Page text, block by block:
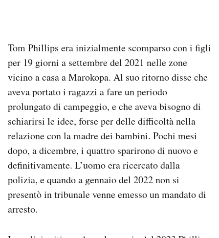
Tom Phillips era inizialmente scomparso con i figli
per 19 giorni a settembre del 2021 nelle zone
vicino a casa a Marokopa. Al suo ritorno disse che
aveva portato i ragazzi a fare un periodo
prolungato di campeggio, e che aveva bisogno di
schiarirsi le idee, forse per delle difficoltà nella
relazione con la madre dei bambini. Pochi mesi
dopo, a dicembre, i quattro sparirono di nuovo e
definitivamente. L’uomo era ricercato dalla
polizia, e quando a gennaio del 2022 non si
presentò in tribunale venne emesso un mandato di
arresto.